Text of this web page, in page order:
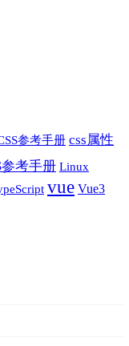
参考手册 css属性
参考手册 Linux
vue Vue3